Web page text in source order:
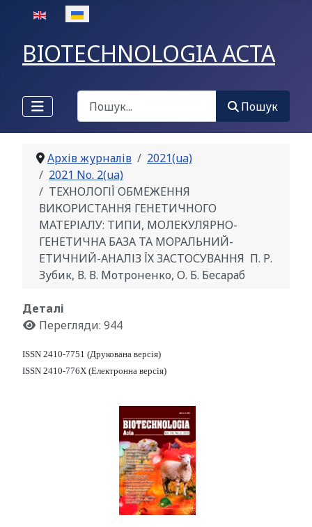
Оберіть свою мову
BIOTECHNOLOGIA ACTA
Пошук
Пошук
Архів журналів
2021(ua)
2021 No. 2(ua)
ТЕХНОЛОГІЇ ОБМЕЖЕННЯ
ВИКОРИСТАННЯ ГЕНЕТИЧНОГО
МАТЕРІАЛУ: ТИПИ, МОЛЕКУЛЯРНО-
ГЕНЕТИЧНА БАЗА ТА МОРАЛЬНИЙ-
ЕТИЧНИЙ-АНАЛІЗ ЇХ ЗАСТОСУВАННЯ П. Р.
Зубик, В. В. Мотроненко, О. Б. Бесараб
Деталі
Перегляди: 944
ISSN 2410-7751 (Друкована версія)
ISSN 2410-776X (Електронна версія)